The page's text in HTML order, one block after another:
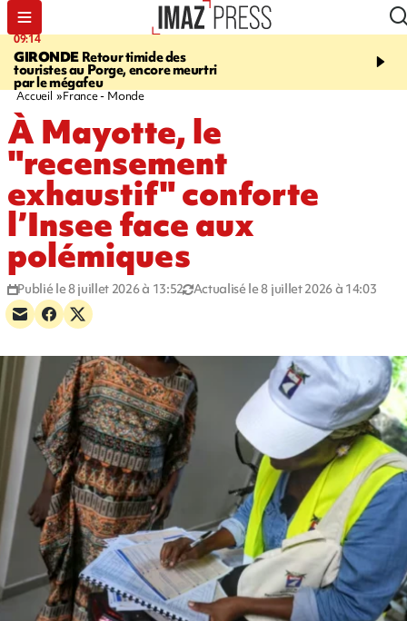
09:14
GIRONDE Retour timide des
touristes au Porge, encore meurtri
par le mégafeu
13:09
Des
font cinq morts en
Accueil France - Monde
À Mayotte, le
"recensement
exhaustif" conforte
l’Insee face aux
polémiques
Publié le 8 juillet 2026 à 13:52 Actualisé le 8 juillet 2026 à 14:03